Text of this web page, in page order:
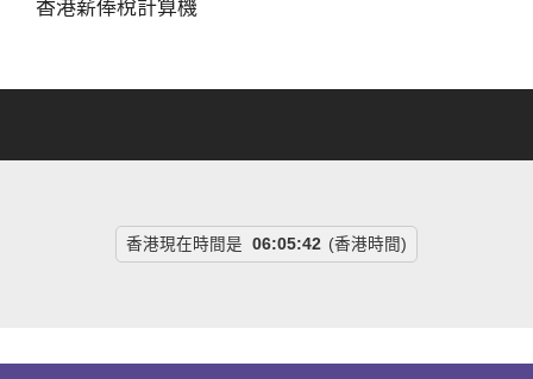
香港薪俸稅計算機
香港現在時間是 06:05:43 (香港時間)